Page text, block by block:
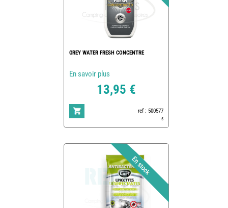
GREY WATER FRESH CONCENTRE
En savoir plus
13,95 €
ref : 500577
5